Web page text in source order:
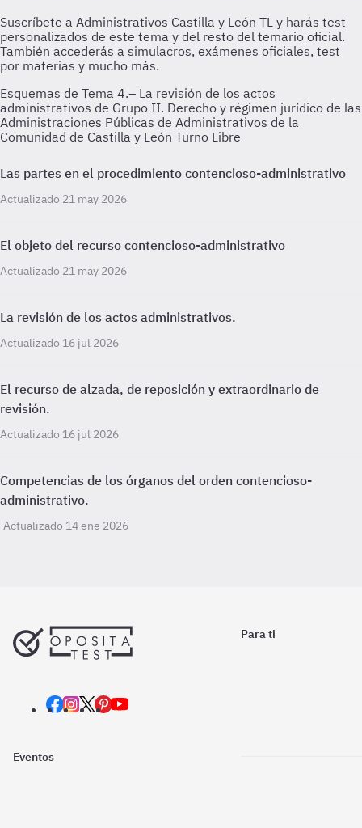
Esquemas de Tema 4.– La revisión de los actos
administrativos de Grupo II. Derecho y régimen jurídico de las
Administraciones Públicas de Administrativos de la
Comunidad de Castilla y León Turno Libre
Las partes en el procedimiento contencioso-administrativo
Actualizado 21 may 2026
El objeto del recurso contencioso-administrativo
Actualizado 21 may 2026
La revisión de los actos administrativos.
Actualizado 16 jul 2026
El recurso de alzada, de reposición y extraordinario de
revisión.
Actualizado 16 jul 2026
Competencias de los órganos del orden contencioso-
administrativo.
Actualizado 14 ene 2026
Para ti
Eventos